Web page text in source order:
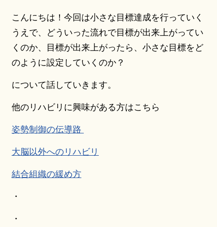
こんにちは！今回は小さな目標達成を行っていく
うえで、どういった流れで目標が出来上がってい
くのか、目標が出来上がったら、小さな目標をど
のように設定していくのか？
について話していきます。
他のリハビリに興味がある方はこちら
姿勢制御の伝導路
大脳以外へのリハビリ
結合組織の緩め方
・
・